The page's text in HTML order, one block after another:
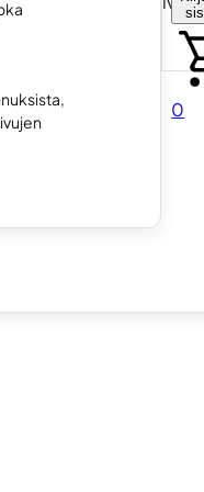
0